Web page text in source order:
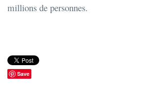
millions de personnes.
Save